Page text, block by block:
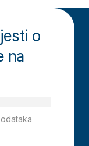
o
na